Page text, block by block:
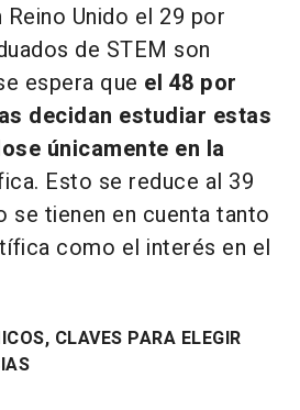
Unido el 29 por
de STEM son
espera que el 48 por
decidan estudiar estas
únicamente en la
Esto se reduce al 39
se tienen en cuenta tanto
como el interés en el
CLAVES PARA ELEGIR